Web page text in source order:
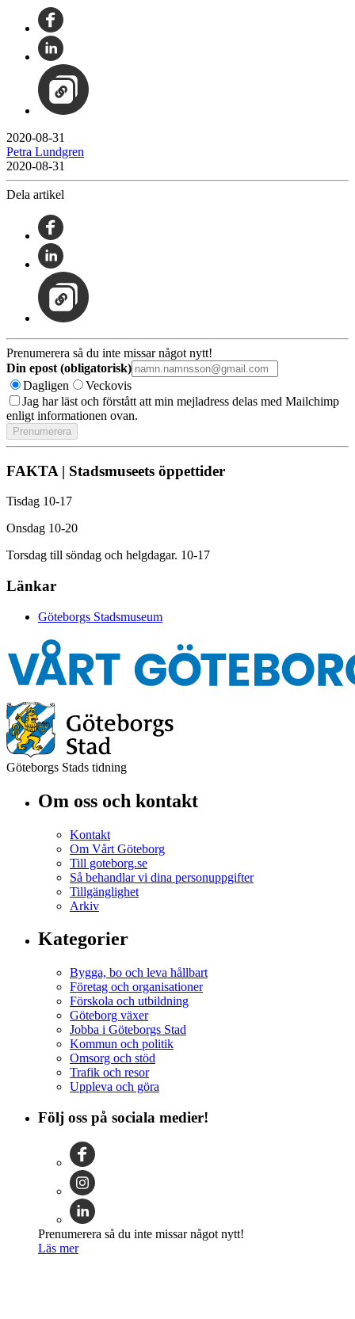
2020-08-31
Petra Lundgren
2020-08-31
Dela artikel
Prenumerera så du inte missar något nytt!
Din epost (obligatorisk)
Dagligen
Veckovis
Jag har läst och förstått att min mejladress delas med Mailchimp
enligt informationen ovan.
FAKTA | Stadsmuseets öppettider
Tisdag 10-17
Onsdag 10-20
Torsdag till söndag och helgdagar. 10-17
Länkar
Göteborgs Stadsmuseum
Göteborgs Stads tidning
Om oss och kontakt
Kontakt
Om Vårt Göteborg
Till goteborg.se
Så behandlar vi dina personuppgifter
Tillgänglighet
Arkiv
Kategorier
Bygga, bo och leva hållbart
Företag och organisationer
Förskola och utbildning
Göteborg växer
Jobba i Göteborgs Stad
Kommun och politik
Omsorg och stöd
Trafik och resor
Uppleva och göra
Följ oss på sociala medier!
Prenumerera så du inte missar något nytt!
Läs mer